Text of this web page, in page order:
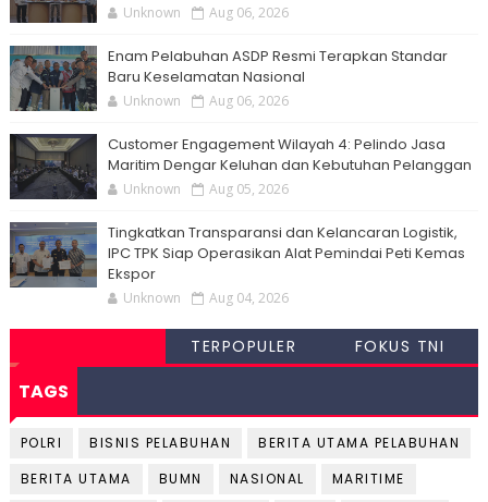
Unknown Aug 06, 2026
Enam Pelabuhan ASDP Resmi Terapkan Standar
Baru Keselamatan Nasional
Unknown Aug 06, 2026
Customer Engagement Wilayah 4: Pelindo Jasa
Maritim Dengar Keluhan dan Kebutuhan Pelanggan
Unknown Aug 05, 2026
Tingkatkan Transparansi dan Kelancaran Logistik,
IPC TPK Siap Operasikan Alat Pemindai Peti Kemas
Ekspor
Unknown Aug 04, 2026
TERPOPULER FOKUS TNI
TAGS
POLRI BISNIS PELABUHAN
BERITA UTAMA PELABUHAN
BERITA UTAMA
BUMN NASIONAL
MARITIME